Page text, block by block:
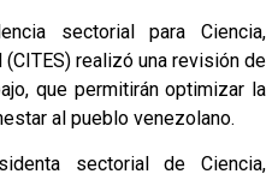
sectorial para Ciencia,
realizó una revisión de
que permitirán optimizar la
al pueblo venezolano.
sectorial de Ciencia,